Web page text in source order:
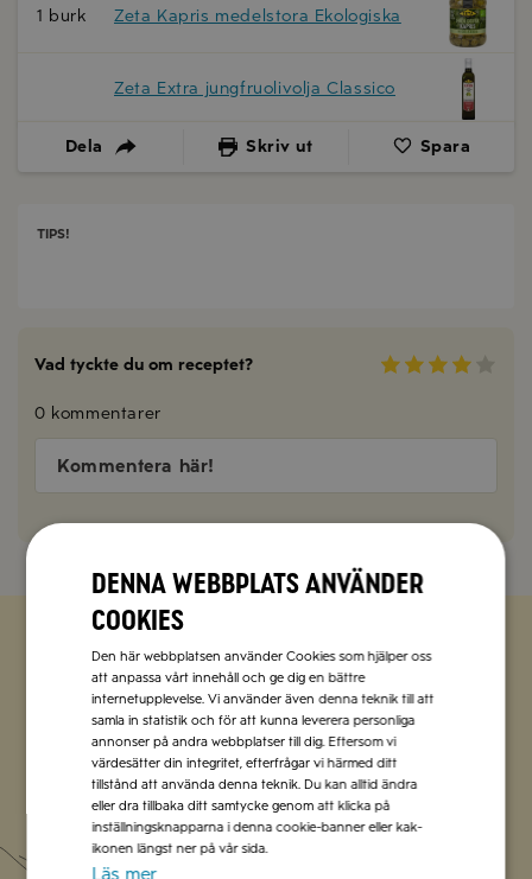
1 burk Zeta Kapris medelstora Ekologiska
Zeta Extra jungfruolivolja Classico
Dela Skriv ut Spara
TIPS!
Vad tyckte du om receptet?
0 kommentarer
Kommentera här!
Zetas populära nyhetsbrev
Missa inte att vi har flera olika nyhetsbrev som
förenklar vardagen och förgyller helgen med
italienska smaker.
Prenumerera
Denna webbplats använder
cookies
Den här webbplatsen använder Cookies som hjälper oss
att anpassa vårt innehåll och ge dig en bättre
internetupplevelse. Vi använder även denna teknik till att
samla in statistik och för att kunna leverera personliga
annonser på andra webbplatser till dig. Eftersom vi
värdesätter din integritet, efterfrågar vi härmed ditt
tillstånd att använda denna teknik. Du kan alltid ändra
eller dra tillbaka ditt samtycke genom att klicka på
inställningsknapparna i denna cookie-banner eller kak-
ikonen längst ner på vår sida.
Läs mer